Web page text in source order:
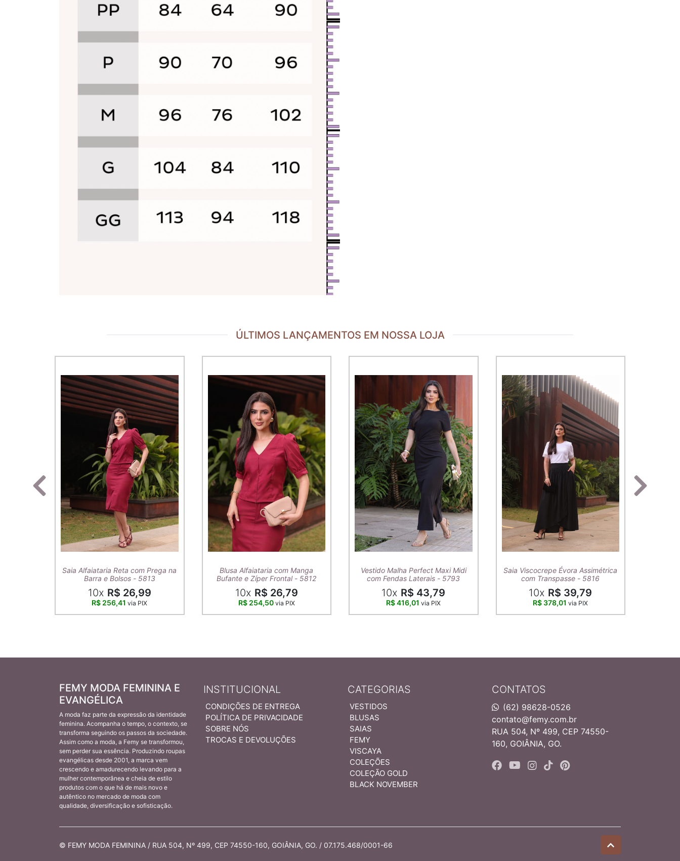
ÚLTIMOS LANÇAMENTOS EM NOSSA LOJA
Saia Alfaiataria Reta com Prega na
Barra e Bolsos - 5813
10x R$ 26,99
R$ 256,41via PIX
Blusa Alfaiataria com Manga
Bufante e Zíper Frontal - 5812
10x R$ 26,79
R$ 254,50 via PIX
Vestido Malha Perfect Maxi Midi
com Fendas Laterais - 5793
10x R$ 43,79
R$ 416,01via PIX
Saia Viscocrepe Évora Assimétrica
com Transpasse - 5816
10x R$ 39,79
R$ 378,01via PIX
CONTATOS
(62) 98628-0526
contato@femy.com.br
RUA 504, Nº 499, CEP 74550-
160, GOIÂNIA, GO.
INSTITUCIONAL
CONDIÇÕES DE ENTREGA
POLÍTICA DE PRIVACIDADE
SOBRE NÓS
TROCAS E DEVOLUÇÕES
CATEGORIAS
VESTIDOS
BLUSAS
SAIAS
FEMY
VISCAYA
COLEÇÕES
COLEÇÃO GOLD
BLACK NOVEMBER
FEMY MODA FEMININA E
EVANGÉLICA
A moda faz parte da expressão da identidade
feminina. Acompanha o tempo, o contexto, se
transforma seguindo os passos da sociedade.
Assim como a moda, a Femy se transformou,
sem perder sua essência. Produzindo roupas
evangélicas desde 2001, a marca vem
crescendo e amadurecendo levando para a
mulher contemporânea e cheia de estilo
produtos com o que há de mais novo e
autêntico no mercado de moda com
qualidade, diversificação e sofisticação.
© FEMY MODA FEMININA / RUA 504, Nº 499, CEP 74550-160, GOIÂNIA, GO. / 07.175.468/0001-66